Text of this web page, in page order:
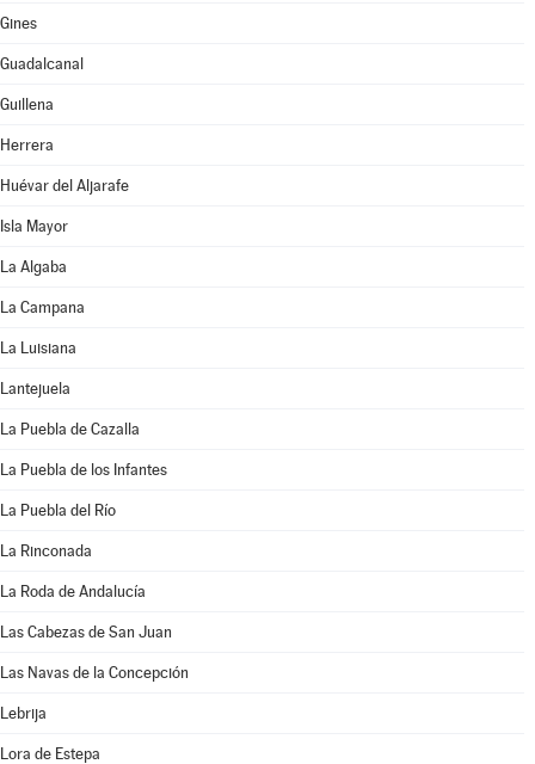
Gines
Guadalcanal
Guillena
Herrera
Huévar del Aljarafe
Isla Mayor
La Algaba
La Campana
La Luisiana
Lantejuela
La Puebla de Cazalla
La Puebla de los Infantes
La Puebla del Río
La Rinconada
La Roda de Andalucía
Las Cabezas de San Juan
Las Navas de la Concepción
Lebrija
Lora de Estepa